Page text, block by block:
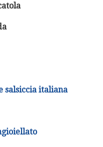
salsiccia italiana